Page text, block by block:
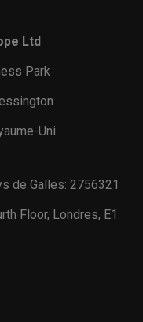
Ltd
Park
Uni
de Galles: 2756321
Floor, Londres, E1